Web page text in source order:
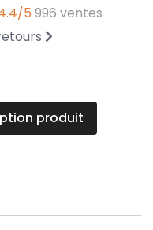
5 996 ventes
produit